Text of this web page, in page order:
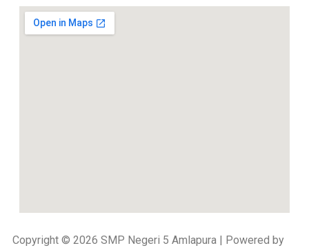
Copyright © 2026 SMP Negeri 5 Amlapura | Powered by